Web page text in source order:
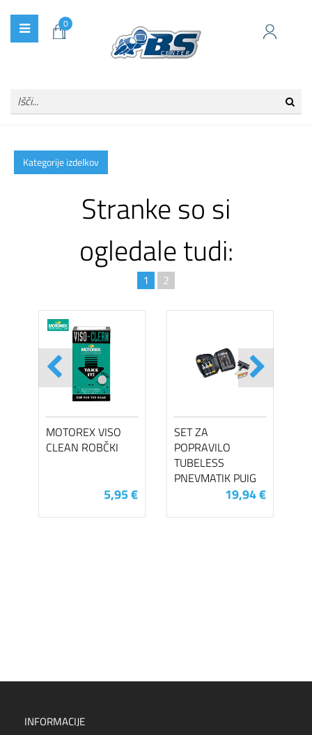
0
Kategorije izdelkov
Stranke so si
ogledale tudi:
1 2
MOTOREX VISO
CLEAN ROBČKI
5,95 €
SET ZA
POPRAVILO
TUBELESS
PNEVMATIK PUIG
19,94 €
INFORMACIJE